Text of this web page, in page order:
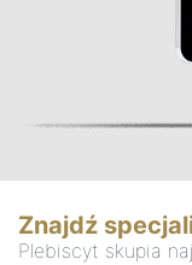
Znajdź
Plebiscyt skupia